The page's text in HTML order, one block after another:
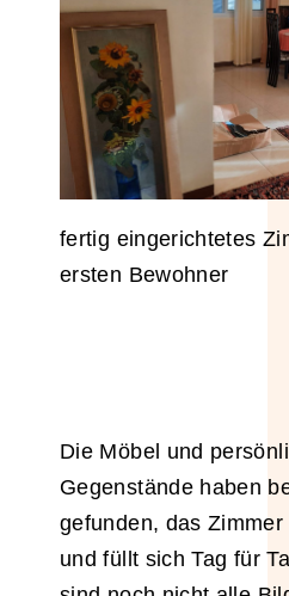
fertig eingerichtetes
ersten Bewohner
Die Möbel und
Gegenstände haben
gefunden, das
und füllt sich Tag für